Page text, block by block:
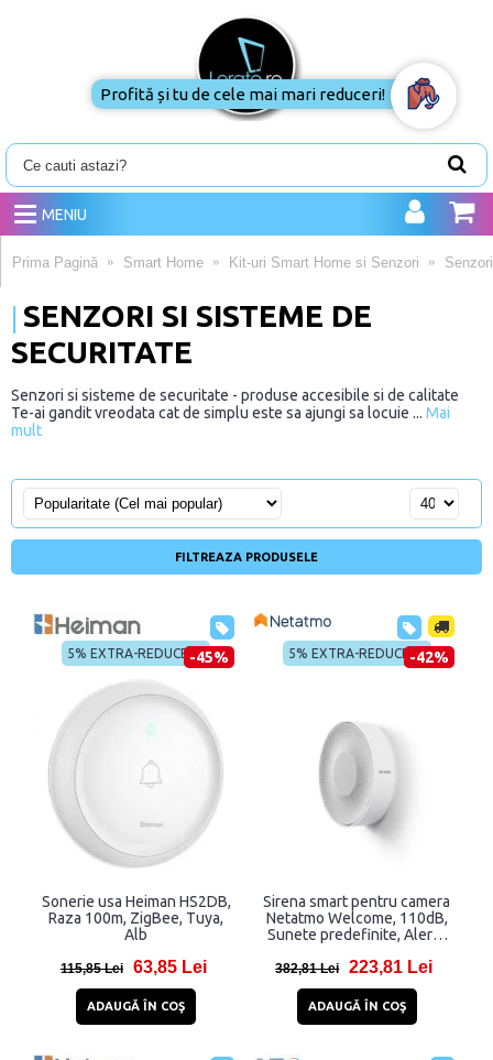
MENIU
Prima Pagină Smart Home Kit-uri Smart Home si Senzori
SENZORI SI SISTEME DE
SECURITATE
Senzori si sisteme de securitate - produse accesibile si de calitate
Te-ai gandit vreodata cat de simplu este sa ajungi sa locuie ... Mai
mult
FILTREAZA PRODUSELE
5% EXTRA-REDUCERE-45%
Sonerie usa Heiman HS2DB,
Raza 100m, ZigBee, Tuya,
Alb
115,85 Lei 63,85 Lei
ADAUGĂ ÎN COŞ
5% EXTRA-REDUCERE-42%
Sirena smart pentru camera
Netatmo Welcome, 110dB,
Sunete predefinite, Alerte
382,81 Lei 223,81 Lei
ADAUGĂ ÎN COŞ
Profită și tu de cele mai mari reduceri!